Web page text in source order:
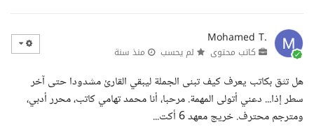
Mohamed T.
كاتب محتوى لم يحسب منذ سنة
هل تثق بكاتب يعرف كيف تبنى الجملة ليبقي القارئ مشدودا حتى آخر
سطر إذا... دعني أتولى المهمة. مرحبا، أنا محمد تهامي كاتب، محرر أدبي،
ومترجم محترف. خريج معهد 6 أكت...